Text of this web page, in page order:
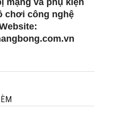
mạng và phụ kiện
chơi công nghệ